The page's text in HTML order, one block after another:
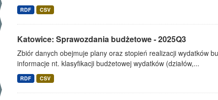
RDF CSV
Katowice: Sprawozdania budżetowe - 2025Q3
Zbiór danych obejmuje plany oraz stopień realizacji wydatków
informacje nt. klasyfikacji budżetowej wydatków (działów,...
RDF CSV